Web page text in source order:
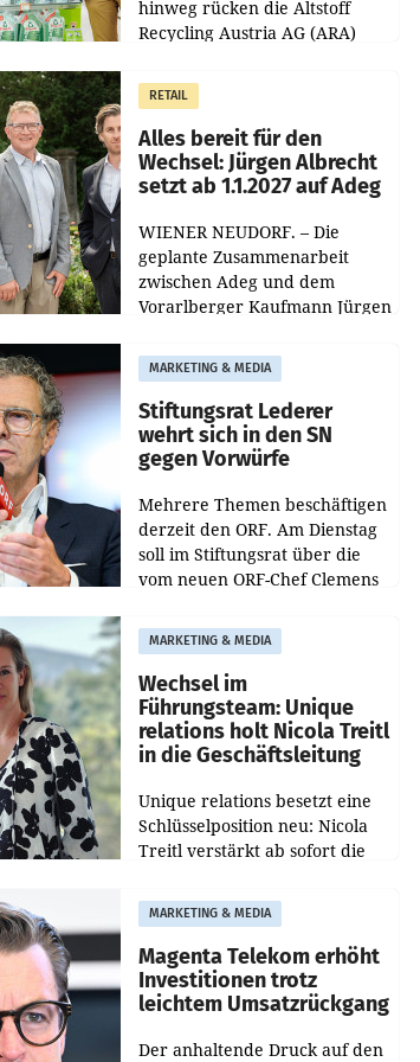
hinweg rücken die Altstoff
Recycling Austria AG (ARA)
Müller die Initiative „Kreislauf-
Helden“ in allen
österreichischen Müller-Filialen
RETAIL
Alles bereit für den
Wechsel: Jürgen Albrecht
setzt ab 1.1.2027 auf Adeg
WIENER NEUDORF. – Die
geplante Zusammenarbeit
zwischen Adeg und dem
Vorarlberger Kaufmann Jürgen
freigegeben: Die
Bundeswettbewerbsbehörde
und der Bundeskartellanwalt
MARKETING & MEDIA
Stiftungsrat Lederer
wehrt sich in den SN
gegen Vorwürfe
Mehrere Themen beschäftigen
derzeit den ORF. Am Dienstag
soll im Stiftungsrat über die
vom neuen ORF-Chef Clemens
Besetzungen für die
Direktionen abgestimmt
werden.
MARKETING & MEDIA
Wechsel im
Führungsteam: Unique
relations holt Nicola Treitl
in die Geschäftsleitung
Unique relations besetzt eine
Schlüsselposition neu: Nicola
Treitl verstärkt ab sofort die
PR-Agentur an der Seite von
Josef Kalina und Anna Kalina-
Mahr.
MARKETING & MEDIA
Magenta Telekom erhöht
Investitionen trotz
leichtem Umsatzrückgang
Der anhaltende Druck auf den